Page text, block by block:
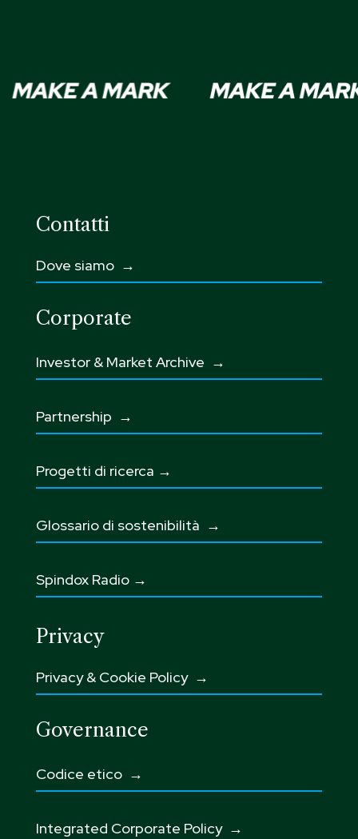
Contatti
Dove siamo →
Corporate
Investor & Market Archive →
Partnership →
Progetti di ricerca →
Glossario di sostenibilità →
Spindox Radio →
Privacy
Privacy & Cookie Policy →
Governance
Codice etico →
Integrated Corporate Policy →